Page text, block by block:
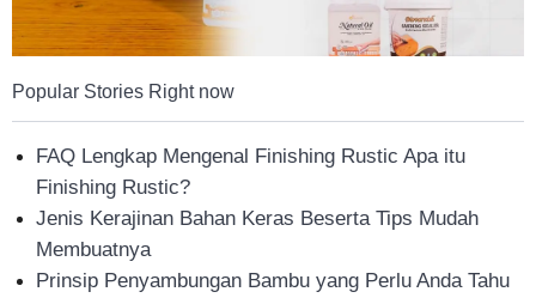
Popular Stories Right now
FAQ Lengkap Mengenal Finishing Rustic Apa itu
Finishing Rustic?
Jenis Kerajinan Bahan Keras Beserta Tips Mudah
Membuatnya
Prinsip Penyambungan Bambu yang Perlu Anda Tahu